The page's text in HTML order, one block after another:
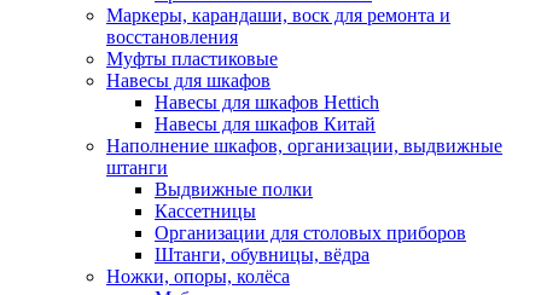
Маркеры, карандаши, воск для ремонта и
восстановления
Муфты пластиковые
Навесы для шкафов
Навесы для шкафов Hettich
Навесы для шкафов Китай
Наполнение шкафов, организации, выдвижные
штанги
Выдвижные полки
Кассетницы
Организации для столовых приборов
Штанги, обувницы, вёдра
Ножки, опоры, колёса